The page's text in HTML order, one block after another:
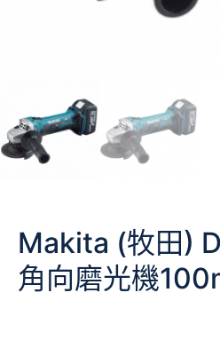
Makita (牧田)
角向磨光機